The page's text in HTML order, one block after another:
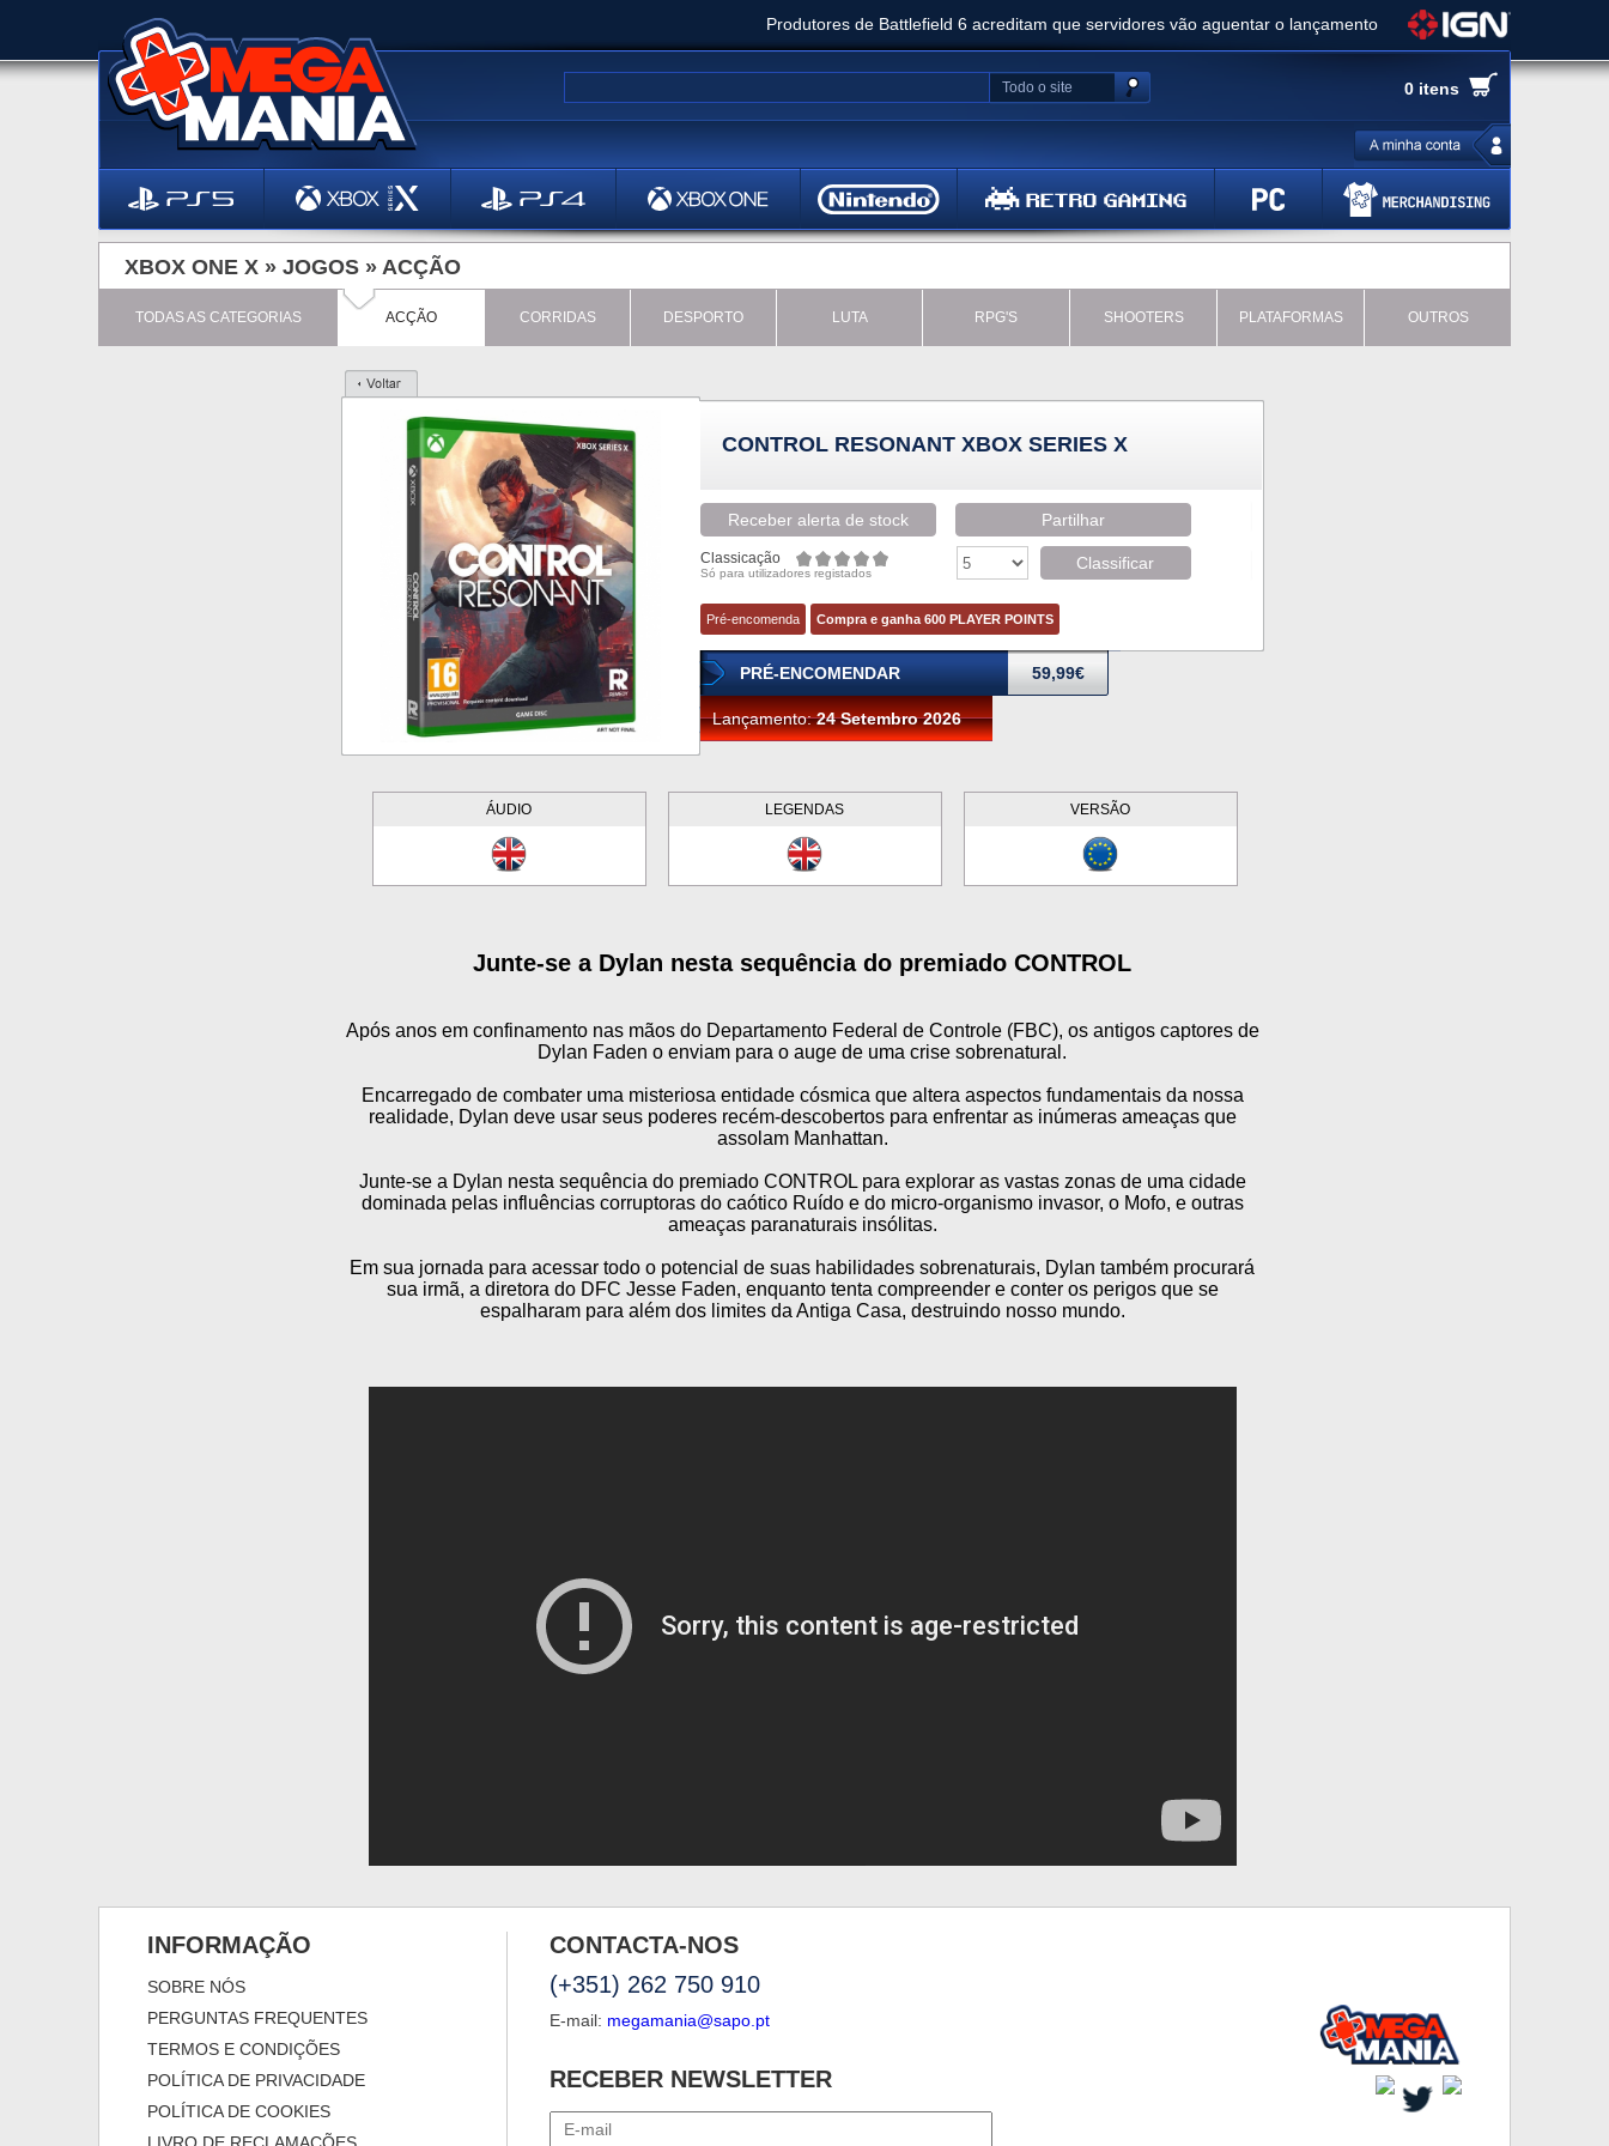
Produtores de Battlefield 6 acreditam que servidores vão aguentar o lançamento
Clair Obscur: Expedition 33 já vendeu 5 milhões de cópias e vai receber novo conteúdo
Ghost of Yotei - Análise
Metal Gear Solid Delta: Snake Eater - Análise
Bethesda anuncia livestream para o Fallout Day
0 itens
Todo o site
XBOX ONE X » JOGOS » ACÇÃO
TODAS AS CATEGORIAS ACÇÃO CORRIDAS DESPORTO LUTA RPG'S SHOOTERS PLATAFORMAS OUTROS
CONTROL RESONANT XBOX SERIES X
Receber alerta de stock Partilhar
Classicação
Só para utilizadores registados
Classificar
Pré-encomenda Compra e ganha 600 PLAYER POINTS
PRÉ-ENCOMENDAR 59,99€
Lançamento:24 Setembro 2026
ÁUDIO LEGENDAS VERSÃO
Junte-se a Dylan nesta sequência do premiado CONTROL
Após anos em confinamento nas mãos do Departamento Federal de Controle (FBC), os antigos captores de
Dylan Faden o enviam para o auge de uma crise sobrenatural.
Encarregado de combater uma misteriosa entidade cósmica que altera aspectos fundamentais da nossa
realidade, Dylan deve usar seus poderes recém-descobertos para enfrentar as inúmeras ameaças que
assolam Manhattan.
Junte-se a Dylan nesta sequência do premiado CONTROL para explorar as vastas zonas de uma cidade
dominada pelas influências corruptoras do caótico Ruído e do micro-organismo invasor, o Mofo, e outras
ameaças paranaturais insólitas.
Em sua jornada para acessar todo o potencial de suas habilidades sobrenaturais, Dylan também procurará
sua irmã, a diretora do DFC Jesse Faden, enquanto tenta compreender e conter os perigos que se
espalharam para além dos limites da Antiga Casa, destruindo nosso mundo.
INFORMAÇÃO
SOBRE NÓS
PERGUNTAS FREQUENTES
TERMOS E CONDIÇÕES
POLÍTICA DE PRIVACIDADE
POLÍTICA DE COOKIES
CONTACTA-NOS
(+351) 262 750 910
E-mail: megamania@sapo.pt
RECEBER NEWSLETTER